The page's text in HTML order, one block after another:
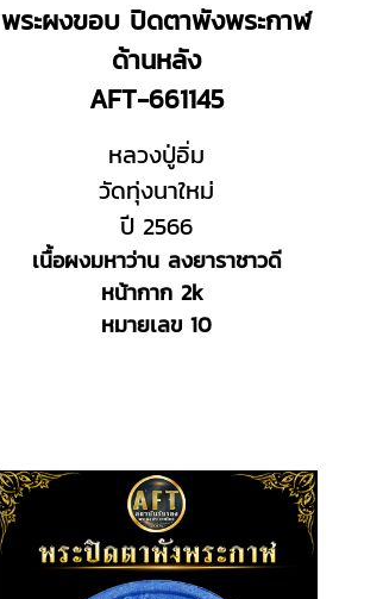
พระผงขอบ ปิดตาพังพระกาฬ
ด้านหลัง
AFT-661145
หลวงปู่อิ่ม
วัดทุ่งนาใหม่
ปี 2566
เนื้อผงมหาว่าน ลงยาราชาวดี
หน้ากาก 2k
หมายเลข 10